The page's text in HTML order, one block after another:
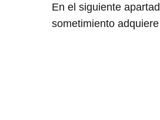
En el siguiente
sometimiento